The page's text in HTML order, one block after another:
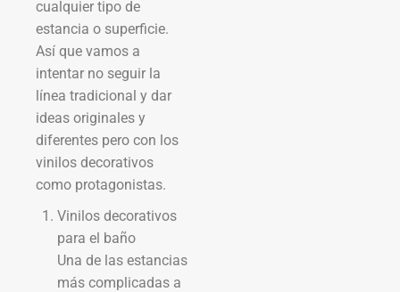
cualquier tipo de
estancia o superficie.
Así que vamos a
intentar no seguir la
línea tradicional y dar
ideas originales y
diferentes pero con los
vinilos decorativos
como protagonistas.
Vinilos decorativos
para el baño
Una de las estancias
más complicadas a